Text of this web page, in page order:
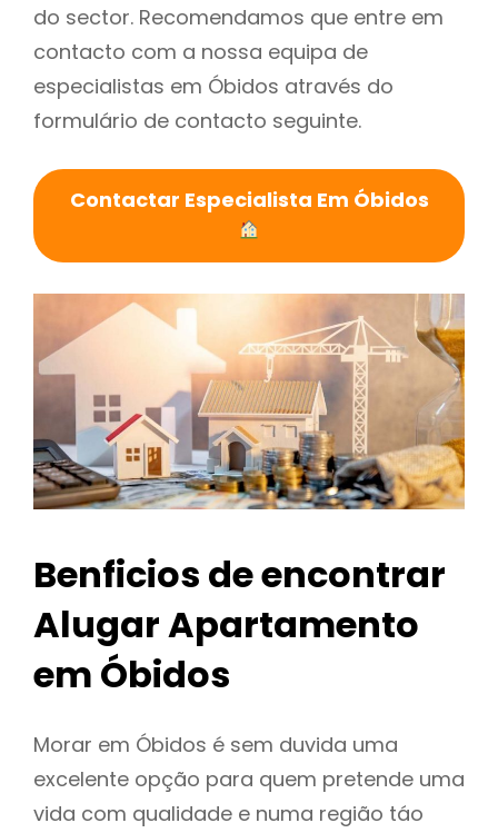
do sector. Recomendamos que entre em
contacto com a nossa equipa de
especialistas em Óbidos através do
formulário de contacto seguinte.
Contactar Especialista Em Óbidos
Benficios de encontrar
Alugar Apartamento
em Óbidos
Morar em Óbidos é sem duvida uma
excelente opção para quem pretende uma
vida com qualidade e numa região táo